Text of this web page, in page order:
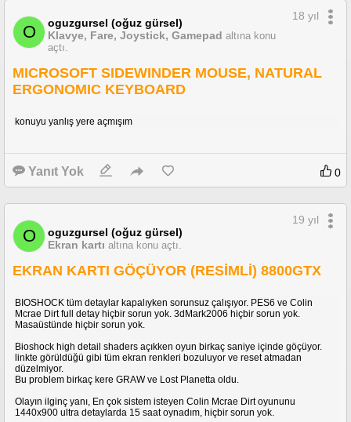
Gümüş Görünümlü kapı eşikleri
Polis Bilgisayarı
Eposta kutusundaki gelen giden postalar
internet cafedeki bazı sayfalar*
Ana menü
Çokluoyundaki menüler ve oyuniçi yazılar
Tüm görevlerde altta gözüken şuraya git, bunu yap komutları
ilk adadaki 8 gösteri
Tüm şehrin Sokak Cadde Bulvar isimleri (isimler tabii ki orijinal bırakıldı)
O
oguzgursel (oğuz gürsel)
Klavye, Fare, Joystick, Gamepad altına konu
açtı.
18 yıl
MICROSOFT SIDEWINDER MOUSE, NATURAL
ERGONOMIC KEYBOARD
konuyu yanlış yere açmışım
Yanıt Yok 0
O
oguzgursel (oğuz gürsel)
Ekran kartı altına konu açtı.
19 yıl
EKRAN KARTI GÖÇÜYOR (RESİMLİ) 8800GTX
BIOSHOCK tüm detaylar kapalıyken sorunsuz çalışıyor. PES6 ve Colin
Mcrae Dirt full detay hiçbir sorun yok. 3dMark2006 hiçbir sorun yok.
Masaüstünde hiçbir sorun yok.
Bioshock high detail shaders açıkken oyun birkaç saniye içinde göçüyor.
linkte görüldüğü gibi tüm ekran renkleri bozuluyor ve reset atmadan
düzelmiyor.
Bu problem birkaç kere GRAW ve Lost Planetta oldu.
Olayın ilginç yanı, En çok sistem isteyen Colin Mcrae Dirt oyununu
1440x900 ultra detaylarda 15 saat oynadım, hiçbir sorun yok.